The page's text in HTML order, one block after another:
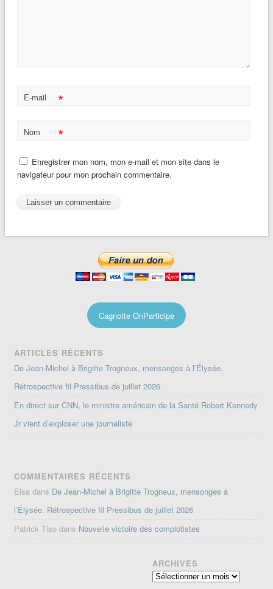
E-mail *
Nom *
Enregistrer mon nom, mon e-mail et mon site dans le
navigateur pour mon prochain commentaire.
Cagnotte OnParticipe
ARTICLES RÉCENTS
De Jean-Michel à Brigitte Trogneux, mensonges à l’Élysée.
Rétrospective fil Pressibus de juillet 2026
En direct sur CNN, le ministre américain de la Santé Robert Kennedy
Jr vient d’exploser une journaliste
COMMENTAIRES RÉCENTS
Elsa dans De Jean-Michel à Brigitte Trogneux, mensonges à
l’Élysée. Rétrospective fil Pressibus de juillet 2026
Patrick Tiso dans Nouvelle victoire des complotistes
ARCHIVES
Archives